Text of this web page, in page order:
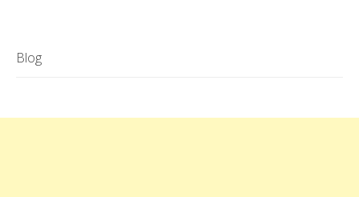
Blog